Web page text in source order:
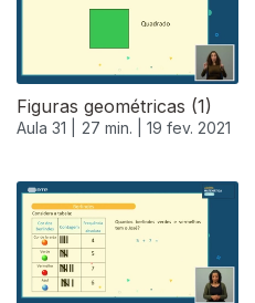
Figuras geométricas (1)
Aula 31 | 27 min. | 19 fev. 2021